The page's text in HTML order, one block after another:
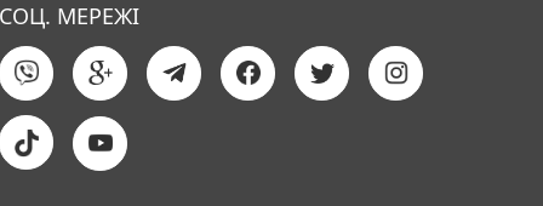
СОЦ. МЕРЕЖІ